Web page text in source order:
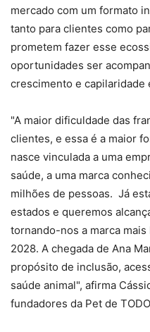
mercado com um formato
tanto para clientes como
prometem fazer esse
oportunidades ser
crescimento e capilaridade
"A maior dificuldade das
clientes, e essa é a maior
nasce vinculada a uma
saúde, a uma marca
milhões de pessoas. Já
estados e queremos
tornando-nos a marca
2028. A chegada de Ana
propósito de inclusão,
saúde animal", afirma
fundadores da Pet de